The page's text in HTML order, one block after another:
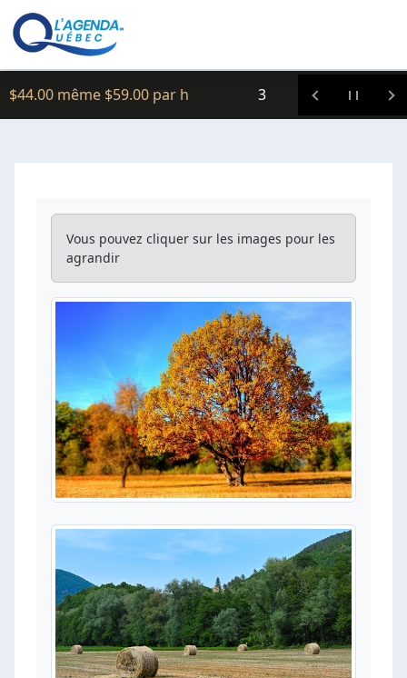
Clic icitte :
$44.00 même $59.00 par h 3
Vous pouvez cliquer sur les images pour les
agrandir